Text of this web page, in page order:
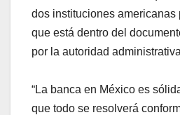
dos instituciones americanas
que está dentro del
por la autoridad
“La banca en México es
que todo se resolverá